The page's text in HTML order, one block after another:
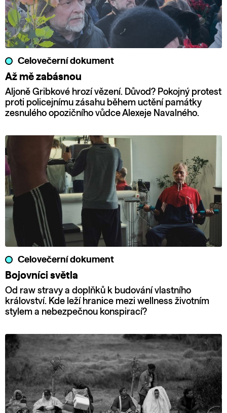
Celovečerní dokument
Až mě zabásnou
Aljoně Gribkové hrozí vězení. Důvod? Pokojný protest
proti policejnímu zásahu během uctění památky
zesnulého opozičního vůdce Alexeje Navalného.
Celovečerní dokument
Bojovníci světla
Od raw stravy a doplňků k budování vlastního
království. Kde leží hranice mezi wellness životním
stylem a nebezpečnou konspirací?